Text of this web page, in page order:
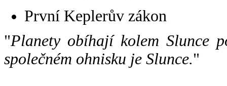
První Keplerův zákon
"Planety obíhají kolem Slunce
společném ohnisku je Slunce."